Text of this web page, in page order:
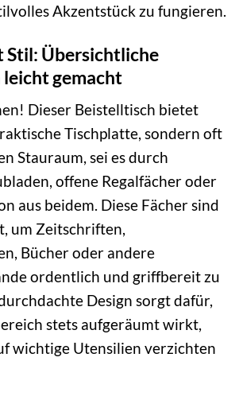
Akzentstück zu fungieren.
Stil: Übersichtliche
gemacht
Dieser Beistelltisch bietet
Tischplatte, sondern oft
Stauraum, sei es durch
offene Regalfächer oder
aus beidem. Diese Fächer sind
um Zeitschriften,
Bücher oder andere
ordentlich und griffbereit zu
Design sorgt dafür,
stets aufgeräumt wirkt,
wichtige Utensilien verzichten